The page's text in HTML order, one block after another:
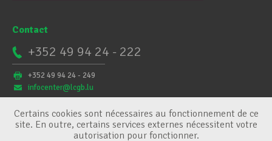
Contact
+352 49 94 24 - 222
+352 49 94 24 - 249
infocenter@lcgb.lu
Certains cookies sont nécessaires au fonctionnement de ce
site. En outre, certains services externes nécessitent votre
autorisation pour fonctionner.